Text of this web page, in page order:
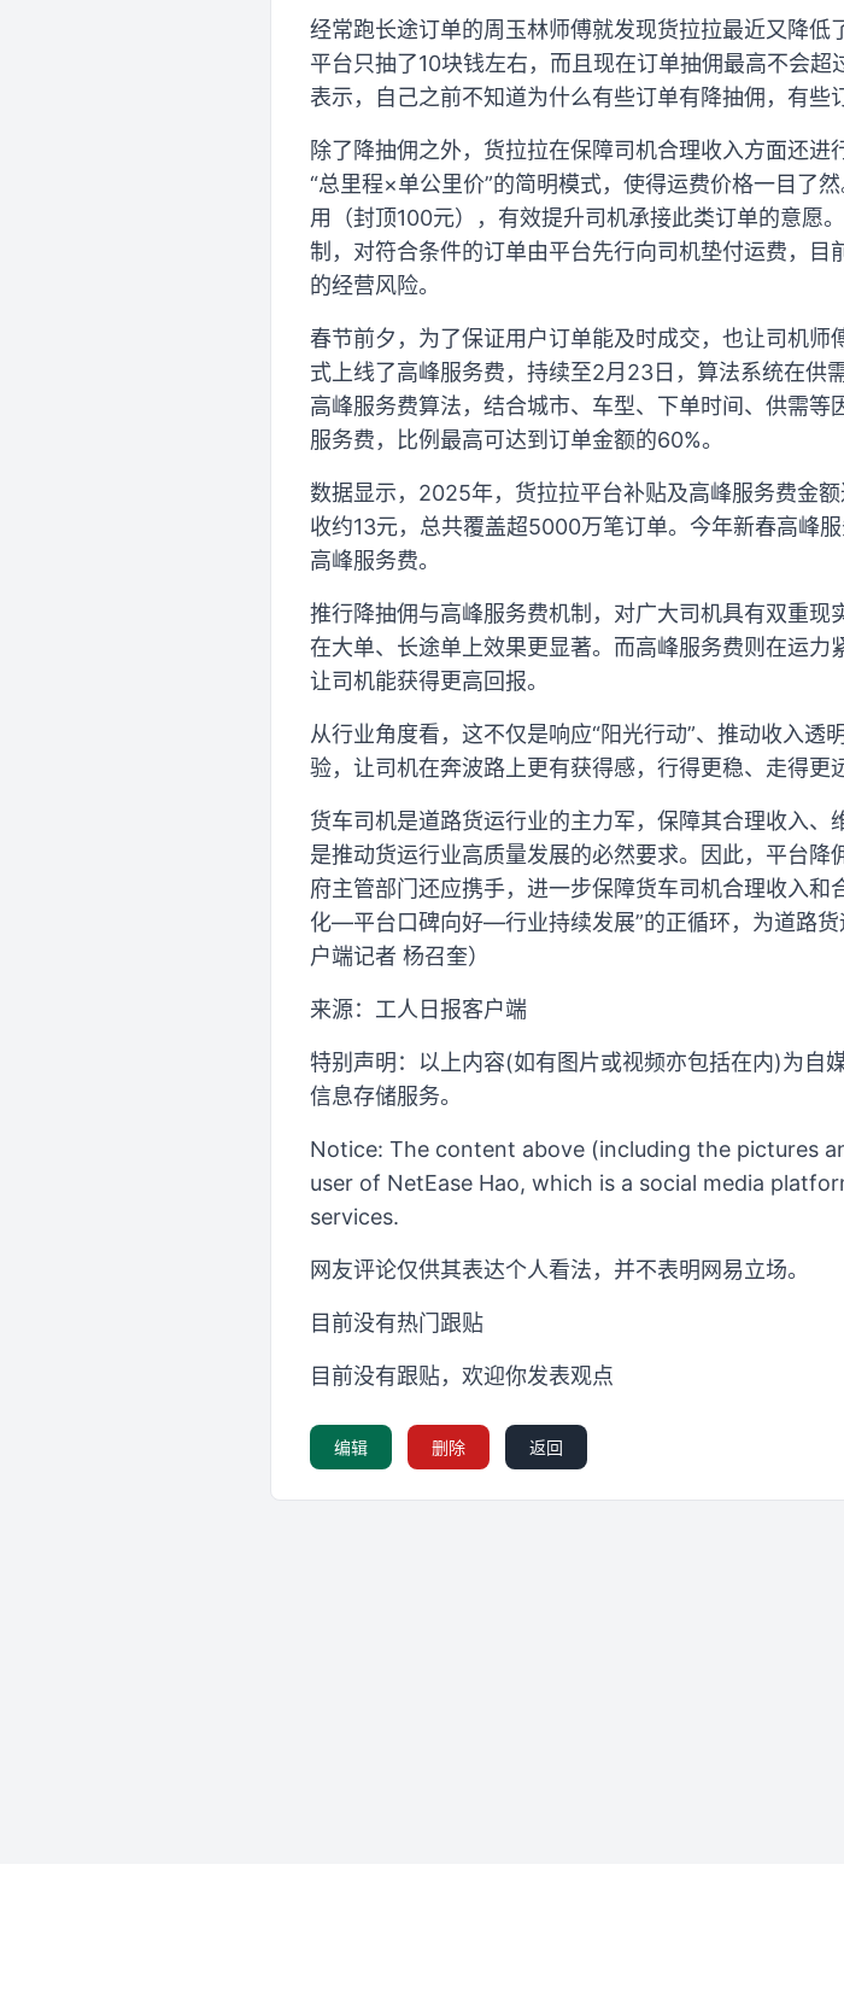
经常跑长途订单的周玉林师傅就发现货拉拉最近又降
平台只抽了10块钱左右，而且现在订单抽佣最高不会
表示，自己之前不知道为什么有些订单有降抽佣，有些
除了降抽佣之外，货拉拉在保障司机合理收入方面还
“总里程×单公里价”的简明模式，使得运费价格一目了
用（封顶100元），有效提升司机承接此类订单的意愿
制，对符合条件的订单由平台先行向司机垫付运费，
的经营风险。
春节前夕，为了保证用户订单能及时成交，也让司机
式上线了高峰服务费，持续至2月23日，算法系统在供
高峰服务费算法，结合城市、车型、下单时间、供需
服务费，比例最高可达到订单金额的60%。
数据显示，2025年，货拉拉平台补贴及高峰服务费金
收约13元，总共覆盖超5000万笔订单。今年新春高峰
高峰服务费。
推行降抽佣与高峰服务费机制，对广大司机具有双重
在大单、长途单上效果更显著。而高峰服务费则在运力
让司机能获得更高回报。
从行业角度看，这不仅是响应“阳光行动”、推动收入
验，让司机在奔波路上更有获得感，行得更稳、走得更
货车司机是道路货运行业的主力军，保障其合理收入
是推动货运行业高质量发展的必然要求。因此，平台
府主管部门还应携手，进一步保障货车司机合理收入
化—平台口碑向好—行业持续发展”的正循环，为道路
户端记者 杨召奎）
来源：工人日报客户端
特别声明：以上内容(如有图片或视频亦包括在内)为自
信息存储服务。
Notice: The content above (including the pictures
user of NetEase Hao, which is a social media
services.
网友评论仅供其表达个人看法，并不表明网易立场。
目前没有热门跟贴
目前没有跟贴，欢迎你发表观点
编辑 删除 返回